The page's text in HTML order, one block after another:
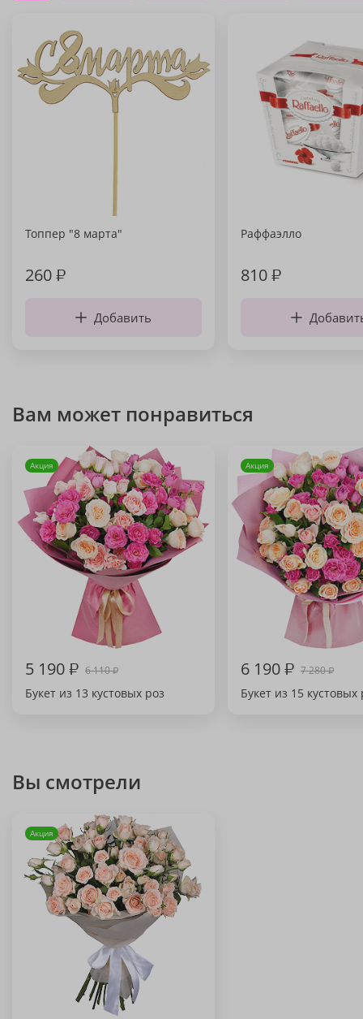
Топпер "8 марта"
260₽
Добавить
Раффаэлло
810₽
Вам может понравиться
Акция
5 190₽ 6 110₽
Букет из 13 кустовых роз
Акция
6 190₽ 7 280₽
Букет из 15 кустовых
Вы смотрели
Акция